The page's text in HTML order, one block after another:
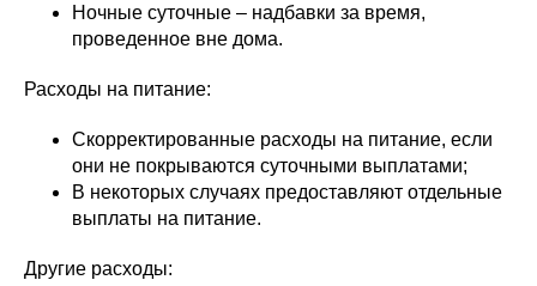
Ночные суточные – надбавки за время,
проведенное вне дома.
Расходы на питание:
Скорректированные расходы на питание, если
они не покрываются суточными выплатами;
В некоторых случаях предоставляют отдельные
выплаты на питание.
Другие расходы: